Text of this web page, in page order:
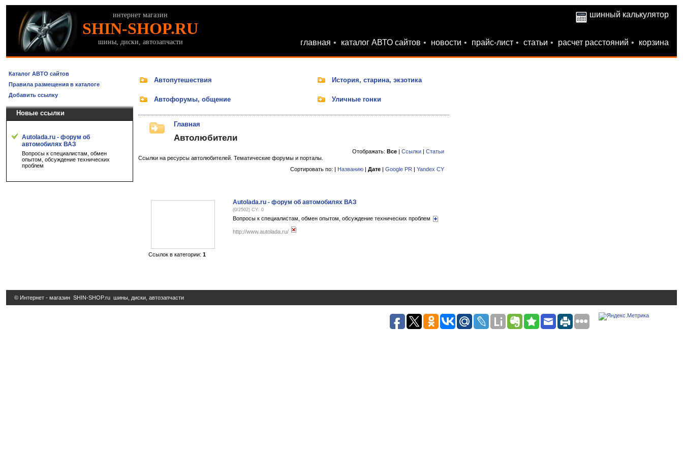
интернет магазин
SHIN-SHOP.RU
шины, диски, автозапчасти
шинный калькулятор
главная • каталог АВТО сайтов • новости • прайс-лист • статьи • расчет расстояний • корзина
Каталог АВТО сайтов
Правила размещения в каталоге
Добавить ссылку
Новые ссылки
Autolada.ru - форум об
автомобилях ВАЗ
Вопросы к специалистам, обмен
опытом, обсуждение технических
проблем
Автопутешествия
Автофорумы, общение
История, старина, экзотика
Уличные гонки
Главная
Автолюбители
Отображать: Все | Ссылки | Статьи
Ссылки на ресурсы автолюбителей. Тематические форумы и порталы.
Сортировать по: | Названию | Дате | Google PR | Yandex CY
Autolada.ru - форум об автомобилях ВАЗ
(0/2502) CY: 0
Вопросы к специалистам, обмен опытом, обсуждение технических проблем
http://www.autolada.ru/
Ссылок в категории: 1
© Интернет - магазин SHIN-SHOP.ru шины, диски, автозапчасти